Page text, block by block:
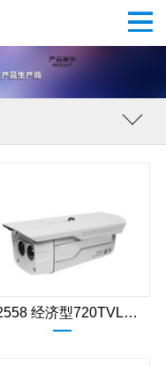
PT-2558 经济型720TVL高清红外枪式摄像机